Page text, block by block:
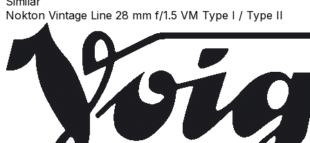
Nokton Vintage Line 28 mm f/1.5 VM Type I / Type II